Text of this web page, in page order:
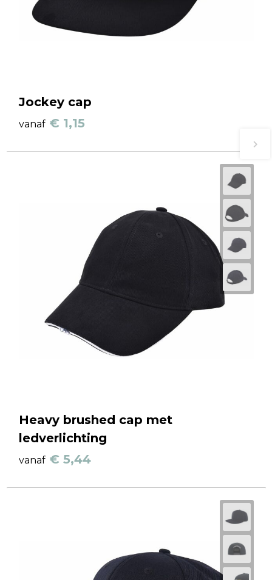
Jockey cap
vanaf € 1,15
Heavy brushed cap met
ledverlichting
vanaf € 5,44